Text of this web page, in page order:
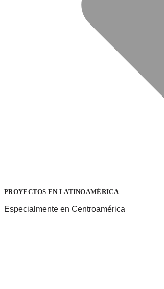
PROYECTOS EN LATINOAMÉRICA
Especialmente en Centroamérica